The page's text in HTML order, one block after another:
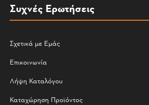
Συχνές Ερωτήσεις
Σχετικά με Εμάς
Επικοινωνία
Λήψη Καταλόγου
Καταχώρηση Προϊόντος